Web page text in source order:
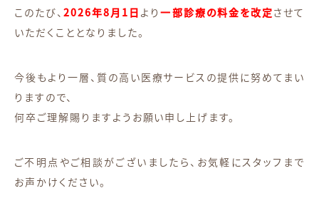
このたび、2026年8月1日 より一部診療の料金を改定させて
いただくこととなりました。
今後もより一層、質の高い医療サービスの提供に努めてまい
りますので、
何卒ご理解賜りますようお願い申し上げます。
ご不明点やご相談がございましたら、お気軽にスタッフまで
お声かけください。